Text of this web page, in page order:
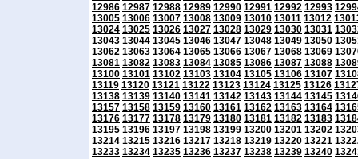
12986 12987 12988 12989 12990 12991 12992 12993
13005 13006 13007 13008 13009 13010 13011 13012
13024 13025 13026 13027 13028 13029 13030 13031
13043 13044 13045 13046 13047 13048 13049 13050
13062 13063 13064 13065 13066 13067 13068 13069
13081 13082 13083 13084 13085 13086 13087 13088
13100 13101 13102 13103 13104 13105 13106 13107
13119 13120 13121 13122 13123 13124 13125 13126
13138 13139 13140 13141 13142 13143 13144 13145
13157 13158 13159 13160 13161 13162 13163 13164
13176 13177 13178 13179 13180 13181 13182 13183
13195 13196 13197 13198 13199 13200 13201 13202
13214 13215 13216 13217 13218 13219 13220 13221
13233 13234 13235 13236 13237 13238 13239 13240